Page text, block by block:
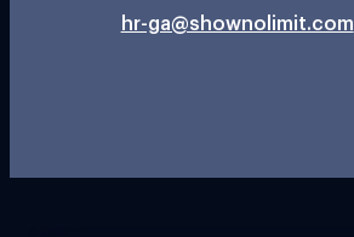
hr-ga@shownolimit.com